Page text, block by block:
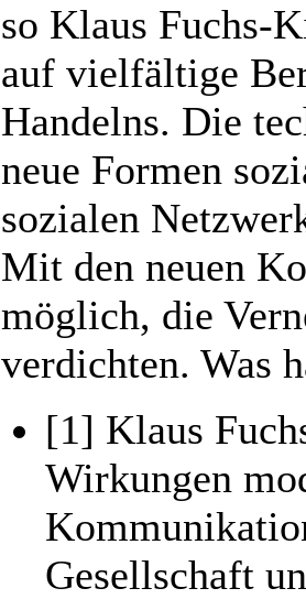
so Klaus Fuchs-
auf vielfältige
Handelns. Die
neue Formen
sozialen
Mit den neuen
möglich, die
verdichten. Was
[1] Klaus
Wirkungen
Gesellschaft